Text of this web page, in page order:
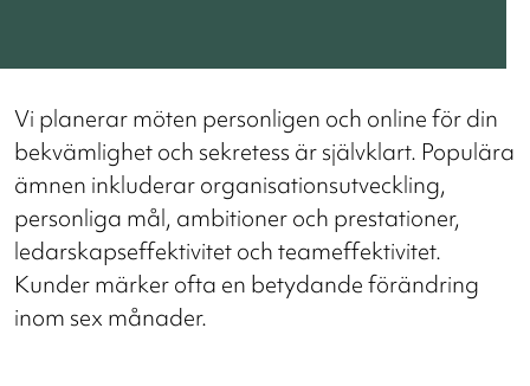
Vi planerar möten personligen och online för din
bekvämlighet och sekretess är självklart. Populära
ämnen inkluderar organisationsutveckling,
personliga mål, ambitioner och prestationer,
ledarskapseffektivitet och teameffektivitet.
Kunder märker ofta en betydande förändring
inom sex månader.